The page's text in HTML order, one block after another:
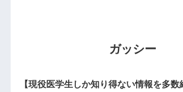
ガッシー
【現役医学生しか知り得ない情報を多数